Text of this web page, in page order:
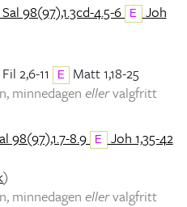
Sal 98(97),1.3cd-4.5-6 E Joh
2,6-11 E
Matt 1,18-25
minnedagen ellervalgfritt
98(97),1.7-8.9 E Joh 1,35-42
)
minnedagen ellervalgfritt